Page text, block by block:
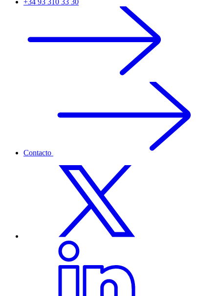
+34 93 310 33 30
Contacto